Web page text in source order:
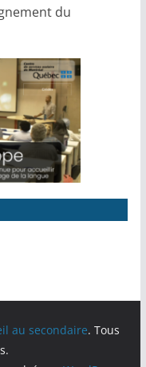
du
au secondaire. Tous